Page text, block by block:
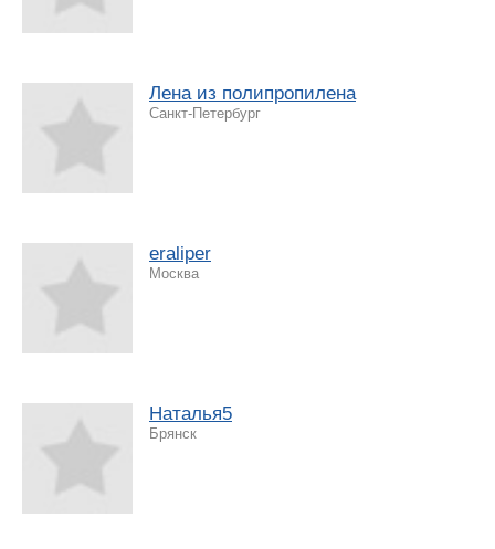
Лена из полипропилена
Санкт-Петербург
eraliper
Москва
Наталья5
Брянск